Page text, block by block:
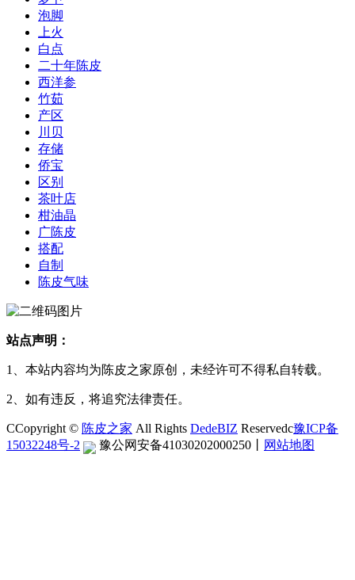
泡脚
上火
白点
二十年陈皮
西洋参
竹茹
产区
川贝
存储
侨宝
区别
茶叶店
柑油晶
广陈皮
搭配
自制
陈皮气味
站点声明：
1、本站内容均为陈皮之家原创，未经许可不得私自转载。
2、如有违反，将追究法律责任。
CCopyright © 陈皮之家 All Rights DedeBIZ Reservedc豫ICP备
15032248号-2
豫公网安备41030202000250 网站地图